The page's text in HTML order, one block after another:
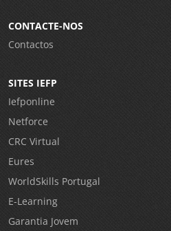
CONTACTE-NOS
Contactos
SITES IEFP
Iefponline
Netforce
CRC Virtual
Eures
WorldSkills Portugal
E-Learning
Garantia Jovem